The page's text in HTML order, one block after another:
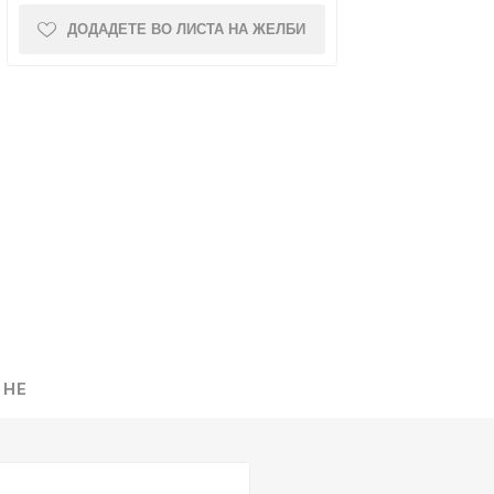
ДОДАДЕТЕ ВО ЛИСТА НА ЖЕЛБИ